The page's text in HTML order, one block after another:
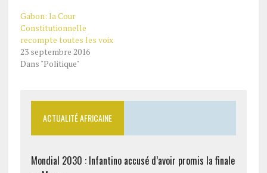
Gabon: la Cour
Constitutionnelle
recompte toutes les voix
23 septembre 2016
Dans "Politique"
ACTUALITÉ AFRICAINE
Mondial 2030 : Infantino accusé d’avoir promis la finale